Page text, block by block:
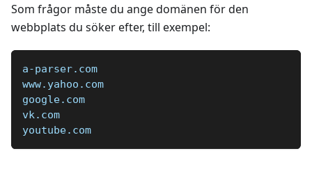
Som frågor måste du ange domänen för den
webbplats du söker efter, till exempel:
a-parser.com
www.yahoo.com
google.com
vk.com
youtube.com